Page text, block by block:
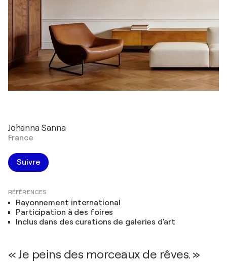
Johanna Sanna
France
Suivre
RÉFÉRENCES
Rayonnement international
Participation à des foires
Inclus dans des curations de galeries d'art
« Je peins des morceaux de rêves. »